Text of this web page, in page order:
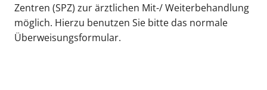
Zentren (SPZ) zur ärztlichen Mit-/ Weiterbehandlung
möglich. Hierzu benutzen Sie bitte das normale
Überweisungsformular.